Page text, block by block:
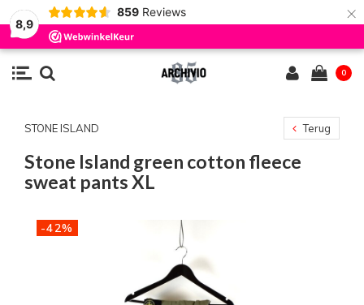
8,9
859 Reviews ×
0
STONE ISLAND Terug
Stone Island green cotton fleece
sweat pants XL
-42%